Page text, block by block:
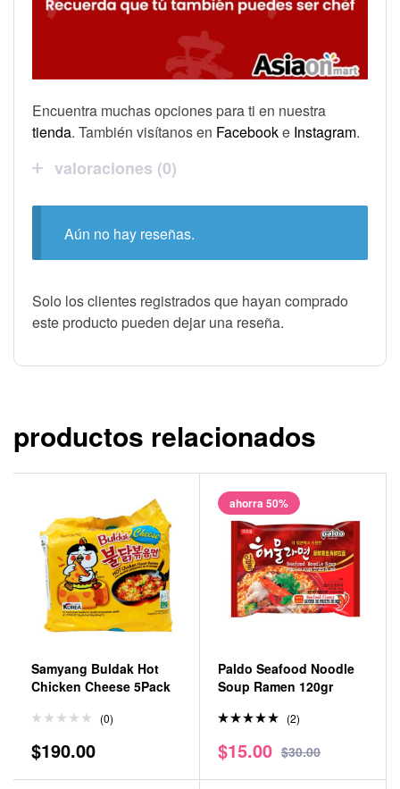
Encuentra muchas opciones para ti en nuestra
tienda. También visítanos en Facebooke Instagram.
valoraciones (0)
Aún no hay reseñas.
Solo los clientes registrados que hayan comprado
este producto pueden dejar una reseña.
productos relacionados
Samyang Buldak Hot
Chicken Cheese 5Pack
(0)
$190.00
ahorra 50%
Paldo Seafood Noodle
Soup Ramen 120gr
en 5.00
de 5
(2)
$30.00
$15.00